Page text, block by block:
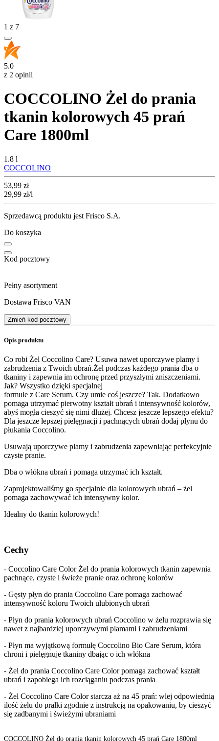
1 z 7
5.0
z 2 opinii
COCCOLINO Żel do prania
tkanin kolorowych 45 prań
Care 1800ml
1.8 l
COCCOLINO
Cena
53,99 zł
29,99 zł/l
Sprzedawcą produktu jest Frisco S.A.
Do koszyka
Kod pocztowy
Pełny asortyment
Dostawa Frisco VAN
Zmień kod pocztowy
Opis produktu
Co robi Żel Coccolino Care? Usuwa nawet uporczywe plamy i
zabrudzenia z Twoich ubrań.Żel podczas każdego prania dba o
tkaniny i zapewnia im ochronę przed przyszłymi zniszczeniami.
Jak? Wszystko dzięki specjalnej
formule z Care Serum. Czy umie coś jeszcze? Tak. Dodatkowo
pomaga utrzymać pierwotny kształt ubrań i intensywność kolorów,
abyś mogła cieszyć się nimi dłużej. Chcesz jeszcze lepszego efektu?
Dla jeszcze lepszej pielęgnacji i pachnących ubrań dodaj płynu do
płukania Coccolino.
Usuwają uporczywe plamy i zabrudzenia zapewniając perfekcyjnie
czyste pranie.
Dba o włókna ubrań i pomaga utrzymać ich kształt.
Zaprojektowaliśmy go specjalnie dla kolorowych ubrań – żel
pomaga zachowywać ich intensywny kolor.
Idealny do tkanin kolorowych!
Cechy
- Coccolino Care Color Żel do prania kolorowych tkanin zapewnia
pachnące, czyste i świeże pranie oraz ochronę kolorów
- Gęsty płyn do prania Coccolino Care pomaga zachować
intensywność koloru Twoich ulubionych ubrań
- Płyn do prania kolorowych ubrań Coccolino w żelu rozprawia się
nawet z najbardziej uporczywymi plamami i zabrudzeniami
- Płyn ma wyjątkową formułę Coccolino Bio Care Serum, która
chroni i pielęgnuje tkaniny dbając o ich włókna
- Żel do prania Coccolino Care Color pomaga zachować kształt
ubrań i zapobiega ich rozciąganiu podczas prania
- Żel Coccolino Care Color starcza aż na 45 prań: wlej odpowiednią
ilość żelu do pralki zgodnie z instrukcją na opakowaniu, by cieszyć
się zadbanymi i świeżymi ubraniami
COCCOLINO Żel do prania tkanin kolorowych 45 prań Care 1800ml